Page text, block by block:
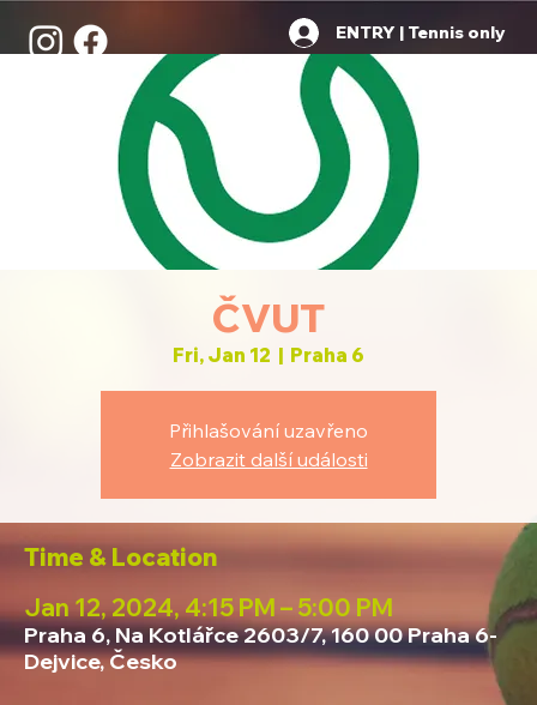
ENTRY | Tennis only
ČVUT
Fri, Jan 12
  |
Praha 6
Přihlašování uzavřeno
Zobrazit další události
Time & Location
Jan 12, 2024, 4:15 PM – 5:00 PM
Praha 6, Na Kotlářce 2603/7, 160 00 Praha 6-
Dejvice, Česko